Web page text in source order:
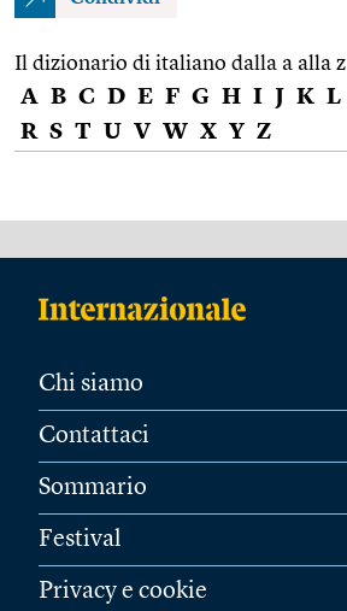
Il dizionario di italiano dalla a alla z
A B C D E F G H I J K L
R S T U V W X Y Z
Chi siamo
Contattaci
Sommario
Festival
Privacy e cookie